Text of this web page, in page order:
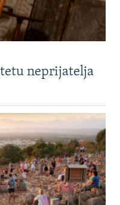
neprijatelja